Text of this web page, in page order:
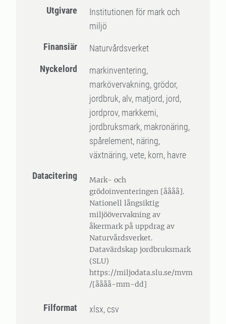
Utgivare
Institutionen för mark och
miljö
Finansiär
Naturvårdsverket
Nyckelord
markinventering,
markövervakning, grödor,
jordbruk, alv, matjord, jord,
jordprov, markkemi,
jordbruksmark, makronäring,
spårelement, näring,
växtnäring, vete, korn, havre
Datacitering
Mark- och
grödoinventeringen [åååå].
Nationell långsiktig
miljöövervakning av
åkermark på uppdrag av
Naturvårdsverket.
Datavärdskap jordbruksmark
(SLU)
https://miljodata.slu.se/mvm
/[åååå-mm-dd]
Filformat
xlsx, csv